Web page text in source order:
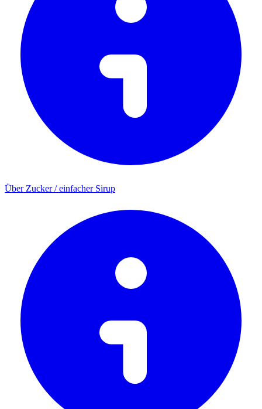
Über Zucker / einfacher Sirup